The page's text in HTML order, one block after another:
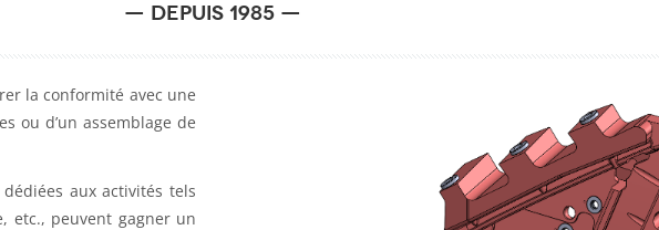
— depuis 1985 —
la conformité avec une
ou d’un assemblage de
aux activités tels
etc., peuvent gagner un